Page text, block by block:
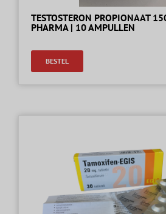
TESTOSTERON PROPIONAAT
PHARMA | 10 AMPULLEN
BESTEL